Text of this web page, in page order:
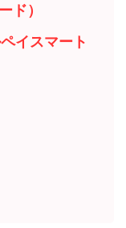
ド）
イスマート